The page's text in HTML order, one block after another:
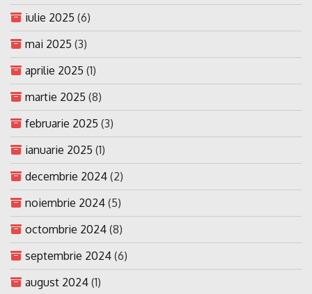
iulie 2025 (6)
mai 2025 (3)
aprilie 2025 (1)
martie 2025 (8)
februarie 2025 (3)
ianuarie 2025 (1)
decembrie 2024 (2)
noiembrie 2024 (5)
octombrie 2024 (8)
septembrie 2024 (6)
august 2024 (1)